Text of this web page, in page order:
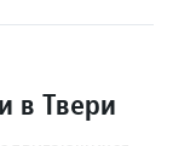
в Твери